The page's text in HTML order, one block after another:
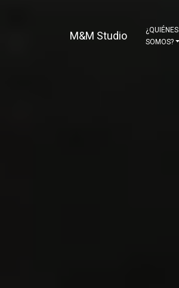
M&M Studio
¿QUIÉNES
SOMOS?